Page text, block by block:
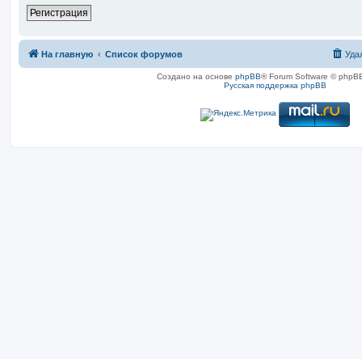
Регистрация
На главную Список форумов
Создано на основе phpBB® Forum Software ©
Русская поддержка phpBB